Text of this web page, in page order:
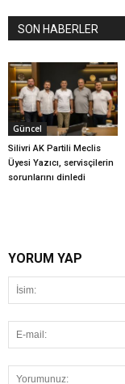
SON HABERLER
Güncel
Silivri AK Partili Meclis
Üyesi Yazıcı, servisçilerin
sorunlarını dinledi
YORUM YAP